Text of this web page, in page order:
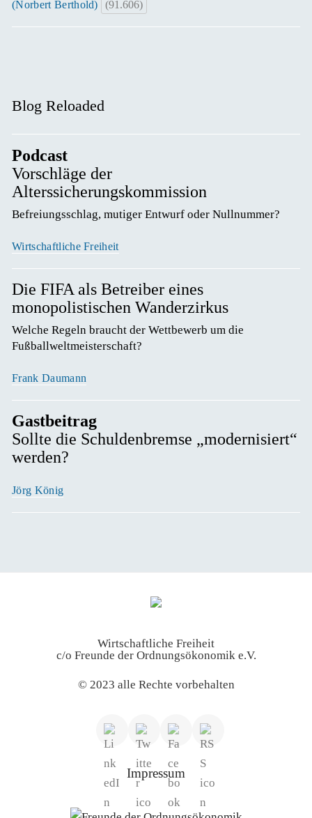
(Norbert Berthold) (91.606)
Blog Reloaded
Podcast
Vorschläge der
Alterssicherungskommission
Befreiungsschlag, mutiger Entwurf oder Nullnummer?
Wirtschaftliche Freiheit
Die FIFA als Betreiber eines
monopolistischen Wanderzirkus
Welche Regeln braucht der Wettbewerb um die
Fußballweltmeisterschaft?
Frank Daumann
Gastbeitrag
Sollte die Schuldenbremse „modernisiert“
werden?
Jörg König
Wirtschaftliche Freiheit
c/o Freunde der Ordnungsökonomik e.V.
© 2023 alle Rechte vorbehalten
Impressum